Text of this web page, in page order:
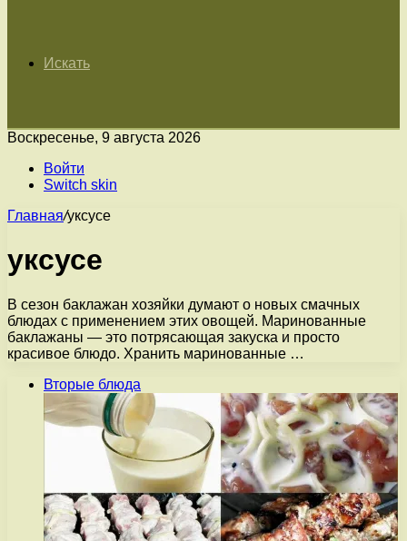
Искать
Воскресенье, 9 августа 2026
Войти
Switch skin
Главная/уксусе
уксусе
В сезон баклажан хозяйки думают о новых смачных
блюдах с применением этих овощей. Маринованные
баклажаны — это потрясающая закуска и просто
красивое блюдо. Хранить маринованные …
Вторые блюда